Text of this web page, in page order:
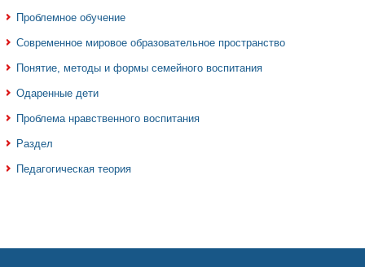
Проблемное обучение
Современное мировое образовательное пространство
Понятие, методы и формы семейного воспитания
Одаренные дети
Проблема нравственного воспитания
Раздел
Педагогическая теория